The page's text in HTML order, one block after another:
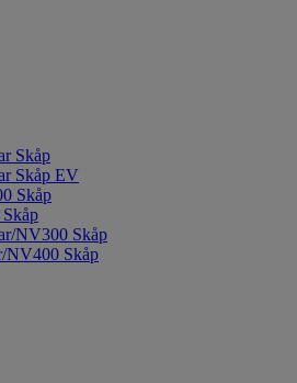
Skåp
Skåp EV
Skåp
NV300 Skåp
NV400 Skåp